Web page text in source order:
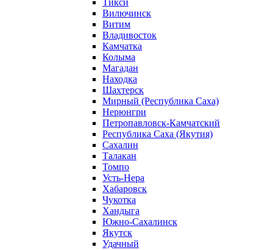
Тикси
Вилючинск
Витим
Владивосток
Камчатка
Колыма
Магадан
Находка
Шахтерск
Мирный (Республика Саха)
Нерюнгри
Петропавловск-Камчатский
Республика Саха (Якутия)
Сахалин
Талакан
Томпо
Усть-Нера
Хабаровск
Чукотка
Хандыга
Южно-Сахалинск
Якутск
Удачный